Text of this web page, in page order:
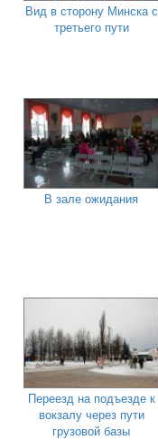
Вид в сторону Минска с
третьего пути
В зале ожидания
Переезд на подъезде к
вокзалу через пути
грузовой базы